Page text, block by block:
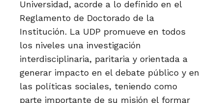
Universidad, acorde a lo definido en el
Reglamento de Doctorado de la
Institución. La UDP promueve en todos
los niveles una investigación
interdisciplinaria, paritaria y orientada a
generar impacto en el debate público y en
las políticas sociales, teniendo como
parte importante de su misión el formar